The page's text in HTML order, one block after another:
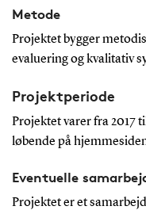
Metode
Projektet bygger
evaluering og kvalitativ
Projektperiode
Projektet varer fra 2017
løbende på
Eventuelle
Projektet er et